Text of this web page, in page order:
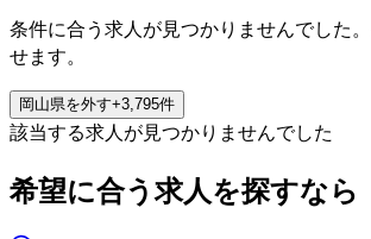
条件に合う求人が見つかりませんでした
せます。
岡山県を外す+3,795件
該当する求人が見つかりませんでした
希望に合う求人を探すなら